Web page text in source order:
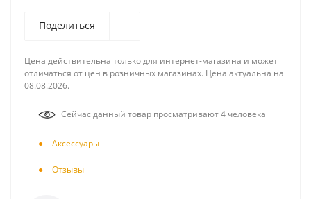
Поделиться
Цена действительна только для интернет-магазина и может
отличаться от цен в розничных магазинах. Цена актуальна на
08.08.2026.
Сейчас данный товар просматривают 4 человека
Аксесcуары
Отзывы